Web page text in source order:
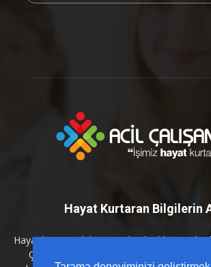
Hayat Kurtaran Bilgilerin
Hayat kurtaran bilginin en kritik olduğu
Çalışanları platformu olarak; sahada